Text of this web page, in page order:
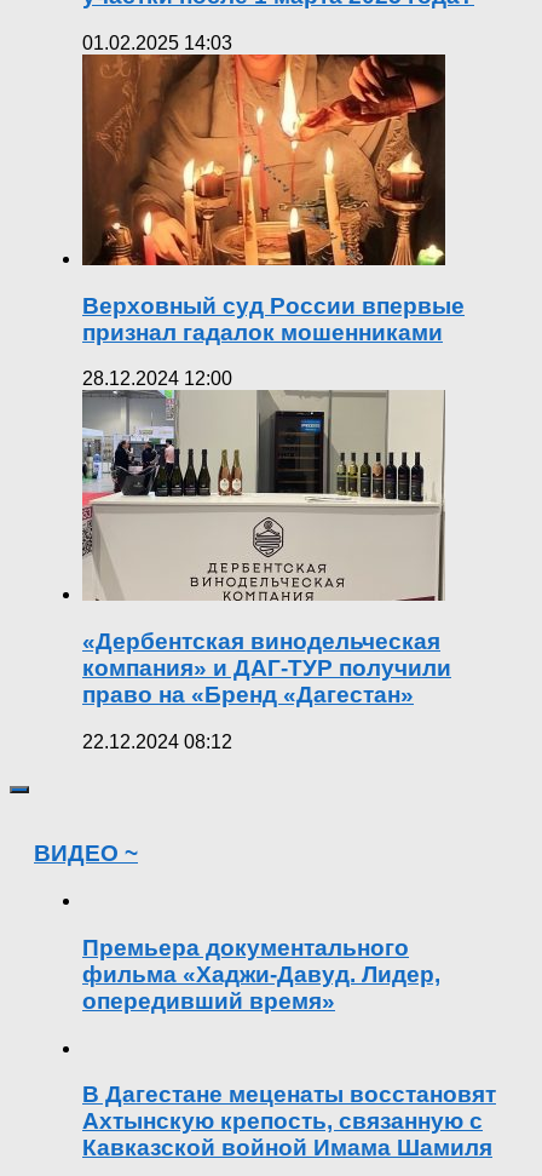
01.02.2025 14:03
Верховный суд России впервые
признал гадалок мошенниками
28.12.2024 12:00
«Дербентская винодельческая
компания» и ДАГ-ТУР получили
право на «Бренд «Дагестан»
22.12.2024 08:12
ВИДЕО ~
Премьера документального
фильма «Хаджи-Давуд. Лидер,
опередивший время»
В Дагестане меценаты восстановят
Ахтынскую крепость, связанную с
Кавказской войной Имама Шамиля